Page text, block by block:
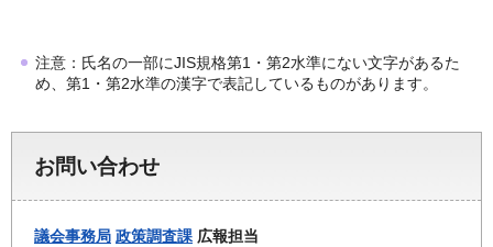
注意：氏名の一部にJIS規格第1・第2水準にない文字があるた
め、第1・第2水準の漢字で表記しているものがあります。
お問い合わせ
議会事務局 政策調査課 広報担当